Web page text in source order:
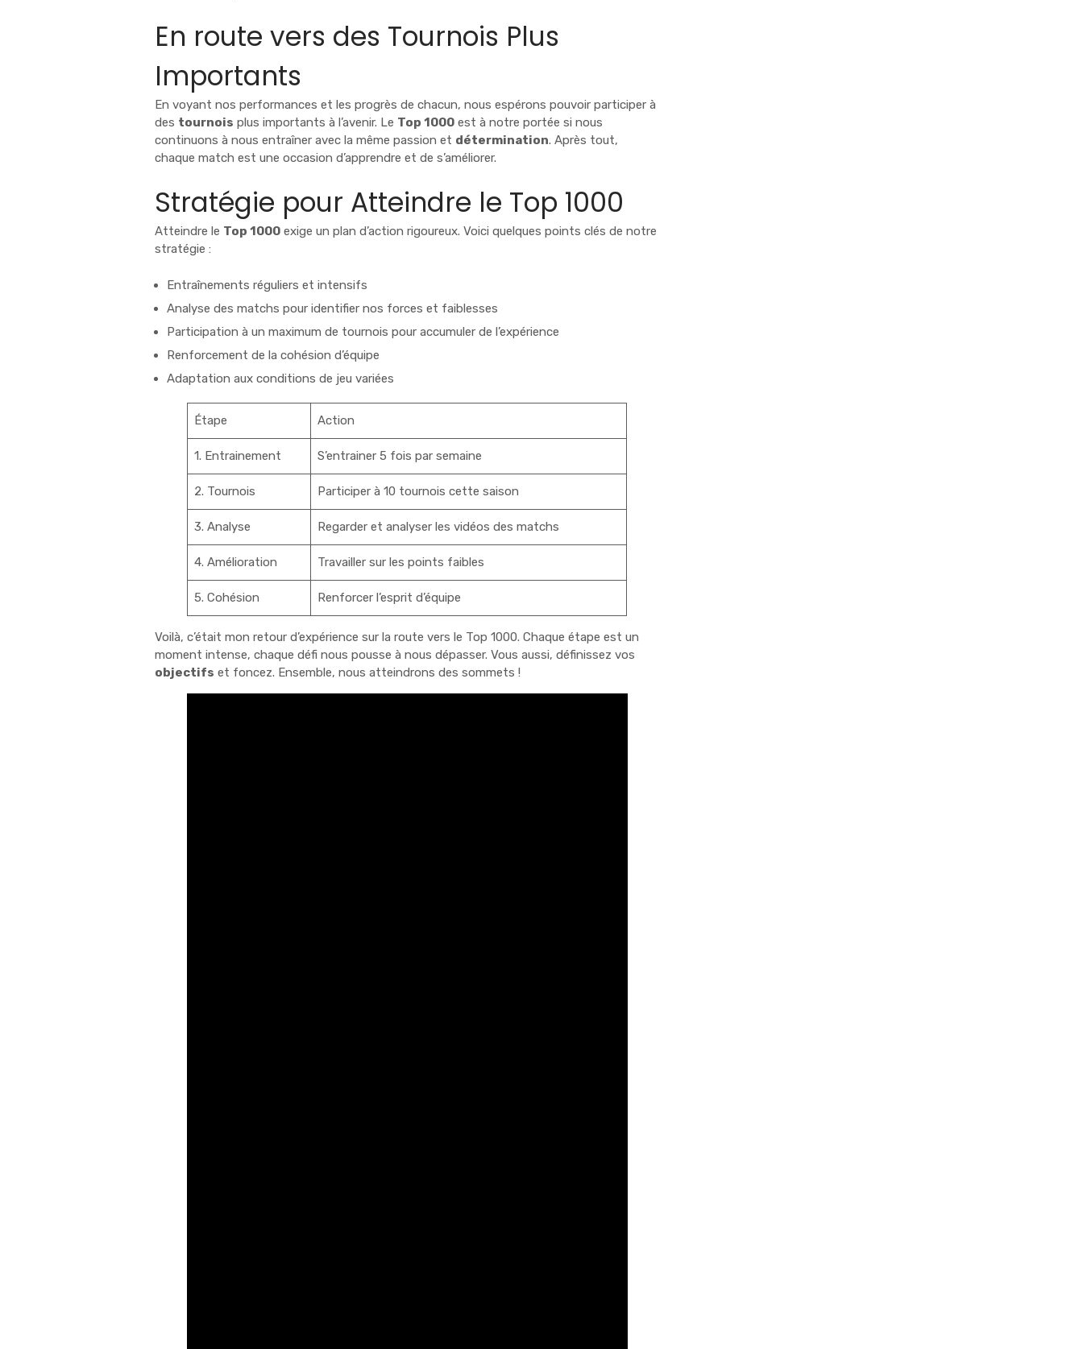
En route vers des Tournois Plus
Importants
En voyant nos performances et les progrès de chacun, nous espérons pouvoir participer à
des tournois plus importants à l’avenir. Le Top 1000 est à notre portée si nous
continuons à nous entraîner avec la même passion et détermination. Après tout,
chaque match est une occasion d’apprendre et de s’améliorer.
Stratégie pour Atteindre le Top 1000
Atteindre le Top 1000 exige un plan d’action rigoureux. Voici quelques points clés de notre
stratégie :
Entraînements réguliers et intensifs
Analyse des matchs pour identifier nos forces et faiblesses
Participation à un maximum de tournois pour accumuler de l’expérience
Renforcement de la cohésion d’équipe
Adaptation aux conditions de jeu variées
Étape Action
1. Entrainement S’entrainer 5 fois par semaine
2. Tournois Participer à 10 tournois cette saison
3. Analyse Regarder et analyser les vidéos des matchs
4. Amélioration Travailler sur les points faibles
5. Cohésion Renforcer l’esprit d’équipe
Voilà, c’était mon retour d’expérience sur la route vers le Top 1000. Chaque étape est un
moment intense, chaque défi nous pousse à nous dépasser. Vous aussi, définissez vos
objectifs et foncez. Ensemble, nous atteindrons des sommets !